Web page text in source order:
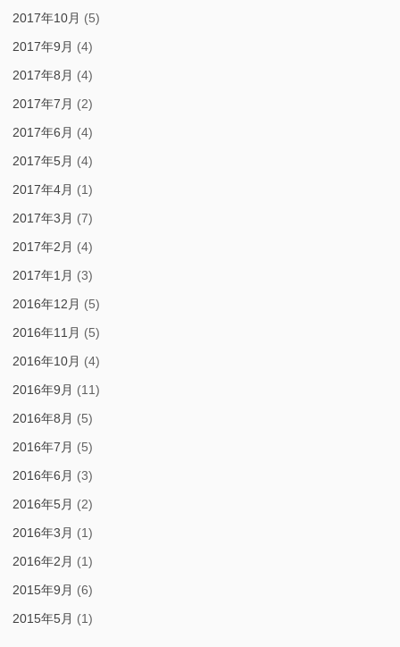
2017年10月 (5)
2017年9月 (4)
2017年8月 (4)
2017年7月 (2)
2017年6月 (4)
2017年5月 (4)
2017年4月 (1)
2017年3月 (7)
2017年2月 (4)
2017年1月 (3)
2016年12月 (5)
2016年11月 (5)
2016年10月 (4)
2016年9月 (11)
2016年8月 (5)
2016年7月 (5)
2016年6月 (3)
2016年5月 (2)
2016年3月 (1)
2016年2月 (1)
2015年9月 (6)
2015年5月 (1)